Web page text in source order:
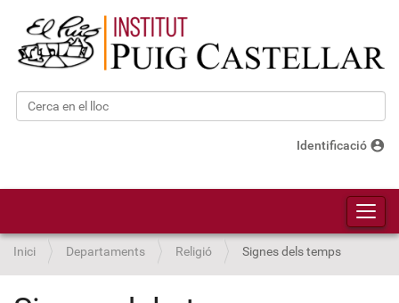
Cerca
Identificació account_circle
Inici Departaments Religió Signes dels temps